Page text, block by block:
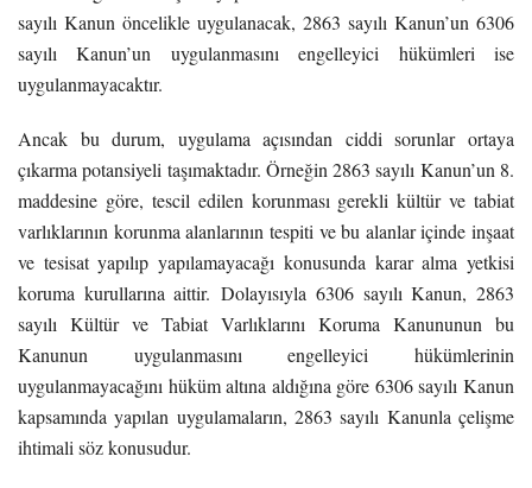
sayılı Kanun öncelikle uygulanacak, 2863 sayılı Kanun’un 6306
sayılı Kanun’un uygulanmasını engelleyici hükümleri ise
uygulanmayacaktır.
Ancak bu durum, uygulama açısından ciddi sorunlar ortaya
çıkarma potansiyeli taşımaktadır. Örneğin 2863 sayılı Kanun’un 8.
maddesine göre, tescil edilen korunması gerekli kültür ve tabiat
varlıklarının korunma alanlarının tespiti ve bu alanlar içinde inşaat
ve tesisat yapılıp yapılamayacağı konusunda karar alma yetkisi
koruma kurullarına aittir. Dolayısıyla 6306 sayılı Kanun, 2863
sayılı Kültür ve Tabiat Varlıklarını Koruma Kanununun bu
Kanunun uygulanmasını engelleyici hükümlerinin
uygulanmayacağını hüküm altına aldığına göre 6306 sayılı Kanun
kapsamında yapılan uygulamaların, 2863 sayılı Kanunla çelişme
ihtimali söz konusudur.